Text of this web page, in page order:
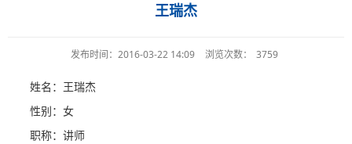
王瑞杰
发布时间：2016-03-22 14:09 浏览次数： 3759
姓名：王瑞杰
性别：女
职称：讲师